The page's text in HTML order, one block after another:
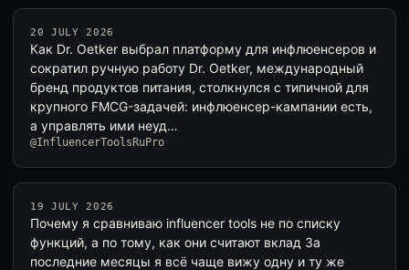
20 JULY 2026
Как Dr. Oetker выбрал платформу для инфлюенсеров и
сократил ручную работу Dr. Oetker, международный
бренд продуктов питания, столкнулся с типичной для
крупного FMCG-задачей: инфлюенсер-кампании есть,
а управлять ими неуд…
@InfluencerToolsRuPro
19 JULY 2026
Почему я сравниваю influencer tools не по списку
функций, а по тому, как они считают вклад За
последние месяцы я всё чаще вижу одну и ту же